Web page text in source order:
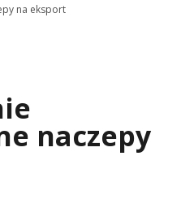
na eksport
naczepy